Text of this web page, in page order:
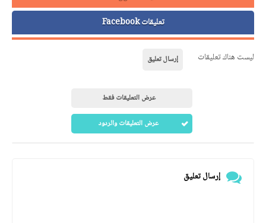
تعليقات Facebook
ليست هناك تعليقات إرسال تعليق
عرض التعليقات فقط
عرض التعليقات والردود
إرسال تعليق